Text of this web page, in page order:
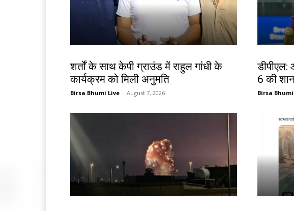
शर्तों के साथ केपी ग्राउंड में राहुल गांधी के
कार्यक्रम को मिली अनुमति
Birsa Bhumi Live - August 7, 2026
डीपीएल:
6 की
Birsa